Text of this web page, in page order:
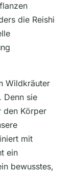
die Reishi
Wildkräuter
Denn sie
den Körper
mit
ein
bewusstes,